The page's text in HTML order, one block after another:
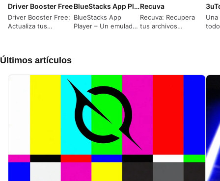
Driver Booster Free
Driver Booster Free:
Actualiza tus
BlueStacks App Player
BlueStacks App
Player – Un emulador
Recuva
Recuva: Recupera
tus archivos
Últimos artículos